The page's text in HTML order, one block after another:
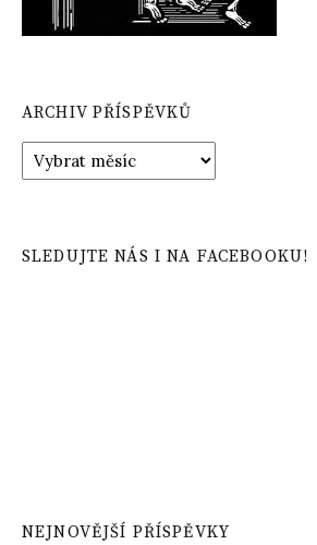
ARCHIV PŘÍSPĚVKŮ
Archiv
příspěvků
SLEDUJTE NÁS I NA FACEBOOKU!
NEJNOVĚJŠÍ PŘÍSPĚVKY